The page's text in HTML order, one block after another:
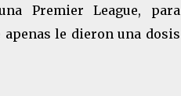
Premier League, para
apenas le dieron una dosis